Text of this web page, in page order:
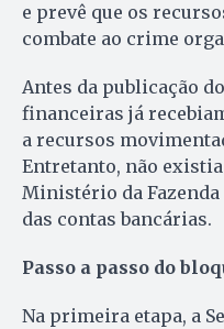
e prevê que os
combate ao crime
Antes da publicação
financeiras já
a recursos
Entretanto, não
Ministério da
das contas bancárias.
Passo a passo do
Na primeira etapa, a